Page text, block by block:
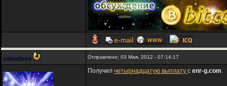
yakodsen Отправлено: 03 Мая, 2012 - 07:14:17
Получил четырнадцатую выплату с enr-g.com.